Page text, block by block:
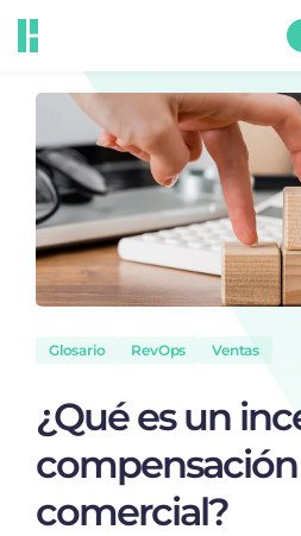
Glosario RevOps Ventas
¿Qué es un
compensación
comercial?